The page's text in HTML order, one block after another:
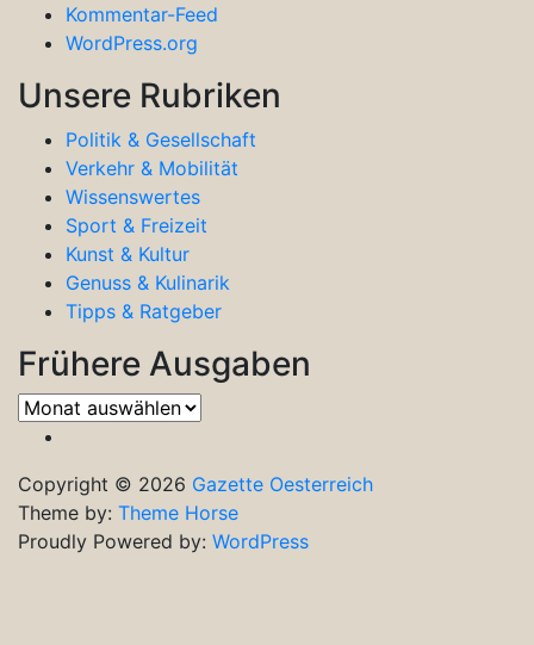
Kommentar-Feed
WordPress.org
Unsere Rubriken
Politik & Gesellschaft
Verkehr & Mobilität
Wissenswertes
Sport & Freizeit
Kunst & Kultur
Genuss & Kulinarik
Tipps & Ratgeber
Frühere Ausgaben
Frühere
Ausgaben
Copyright © 2026 Gazette Oesterreich
Theme by: Theme Horse
Proudly Powered by: WordPress